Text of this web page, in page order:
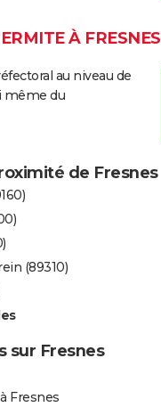
À FRESNES
au niveau de
même du
de Fresnes
(89310)
sur Fresnes
Fresnes